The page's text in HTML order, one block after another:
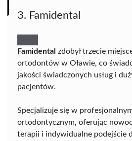
3. Famidental
Famidental zdobył trzecie
ortodontów w Oławie, co
jakości świadczonych usług i
pacjentów.
Specjalizuje się w
ortodontycznym, oferując
terapii i indywidualne podejście